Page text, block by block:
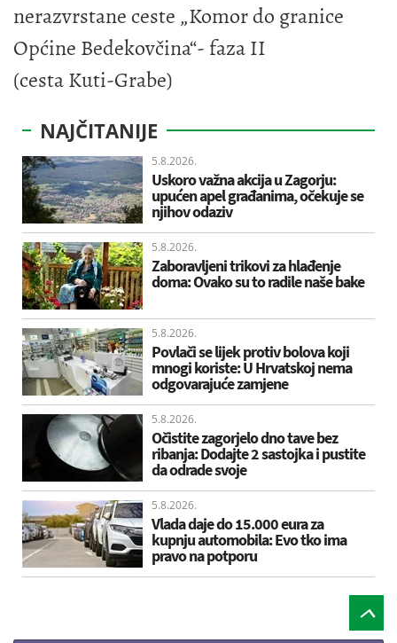
nerazvrstane ceste „Komor do granice
Općine Bedekovčina“- faza II
(cesta Kuti-Grabe)
NAJČITANIJE
5.8.2026.
Uskoro važna akcija u Zagorju:
upućen apel građanima, očekuje se
njihov odaziv
5.8.2026.
Zaboravljeni trikovi za hlađenje
doma: Ovako su to radile naše bake
5.8.2026.
Povlači se lijek protiv bolova koji
mnogi koriste: U Hrvatskoj nema
odgovarajuće zamjene
5.8.2026.
Očistite zagorjelo dno tave bez
ribanja: Dodajte 2 sastojka i pustite
da odrade svoje
5.8.2026.
Vlada daje do 15.000 eura za
kupnju automobila: Evo tko ima
pravo na potporu